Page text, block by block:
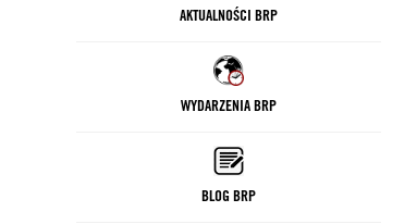
AKTUALNOŚCI BRP
WYDARZENIA BRP
BLOG BRP